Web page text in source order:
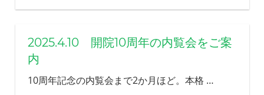
2025.4.10 開院10周年の内覧会をご案
内
10周年記念の内覧会まで2か月ほど。本格 …